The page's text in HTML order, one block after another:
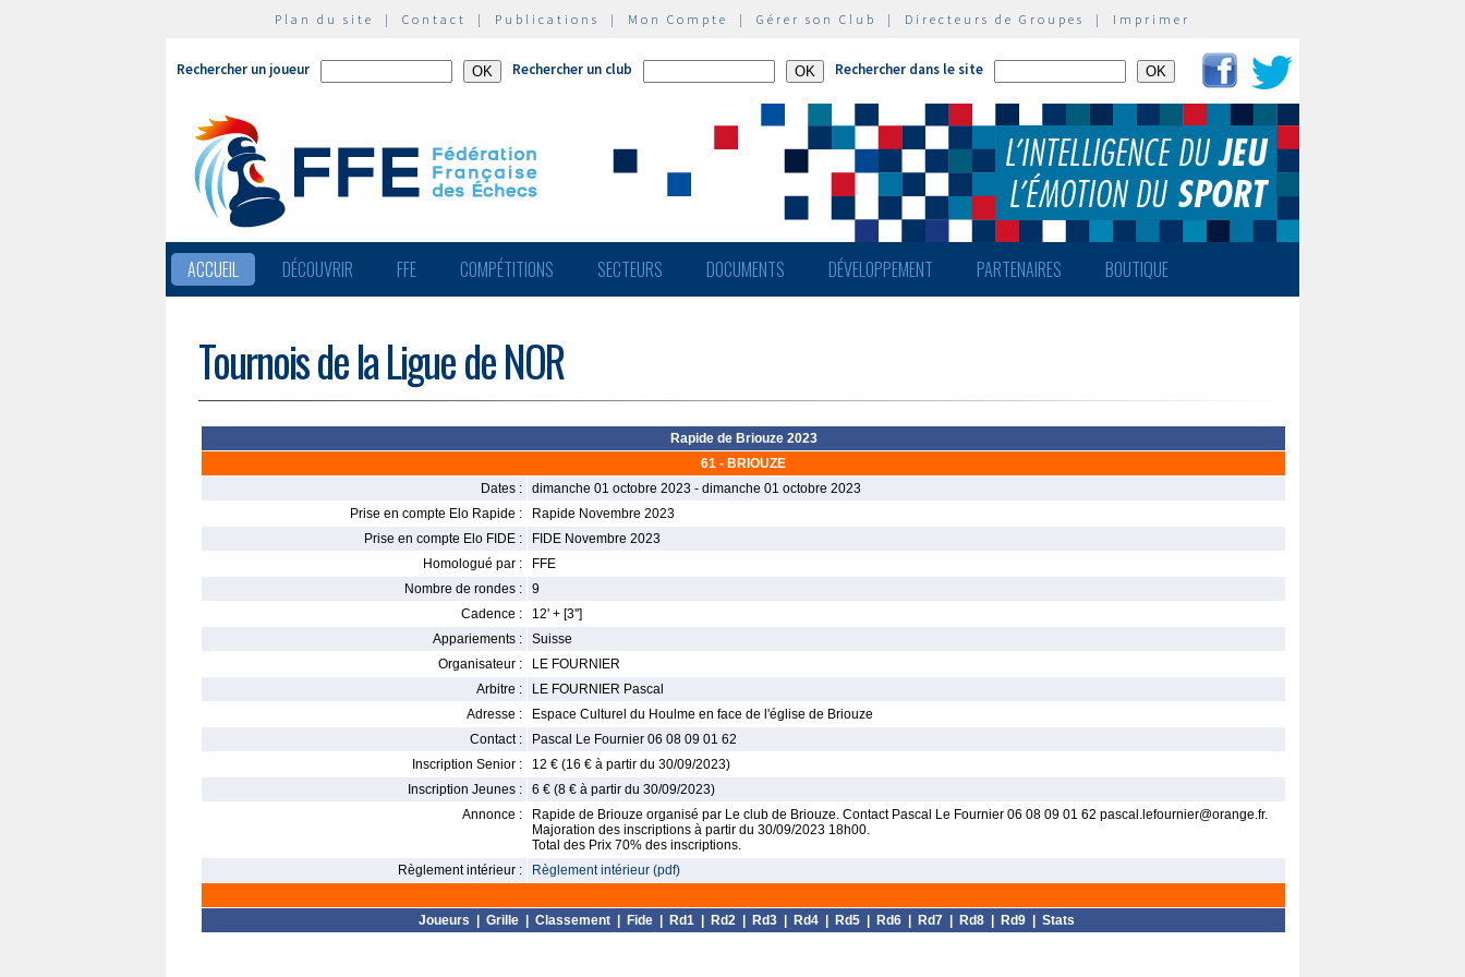
Plan du site | Contact | Publications | Mon Compte | Gérer son Club | Directeurs de Groupes | Imprimer
Rechercher un joueur Rechercher un club Rechercher dans le site
ACCUEIL DÉCOUVRIR FFE COMPÉTITIONS SECTEURS DOCUMENTS DÉVELOPPEMENT PARTENAIRES BOUTIQUE
Tournois de la Ligue de NOR
Rapide de Briouze 2023
61 - BRIOUZE
Dates :
dimanche 01 octobre 2023 - dimanche 01 octobre 2023
Prise en compte Elo Rapide :
Rapide Novembre 2023
Prise en compte Elo FIDE :
FIDE Novembre 2023
Homologué par :
FFE
Nombre de rondes :
9
Cadence :
12' + [3'']
Appariements :
Suisse
Organisateur :
LE FOURNIER
Arbitre :
LE FOURNIER Pascal
Adresse :
Espace Culturel du Houlme en face de l'église de Briouze
Contact :
Pascal Le Fournier 06 08 09 01 62
Inscription Senior :
12 € (16 € à partir du 30/09/2023)
Inscription Jeunes :
6 € (8 € à partir du 30/09/2023)
Annonce :
Rapide de Briouze organisé par Le club de Briouze. Contact Pascal Le Fournier 06 08 09 01 62 pascal.lefournier@orange.fr.
Majoration des inscriptions à partir du 30/09/2023 18h00.
Total des Prix 70% des inscriptions.
Règlement intérieur :
Règlement intérieur (pdf)
Joueurs Grille Classement Fide Rd1 Rd2 Rd3 Rd4 Rd5 Rd6 Rd7 Rd8 Rd9 Stats